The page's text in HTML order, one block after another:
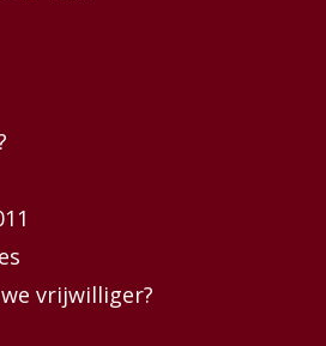
vrijwilliger?